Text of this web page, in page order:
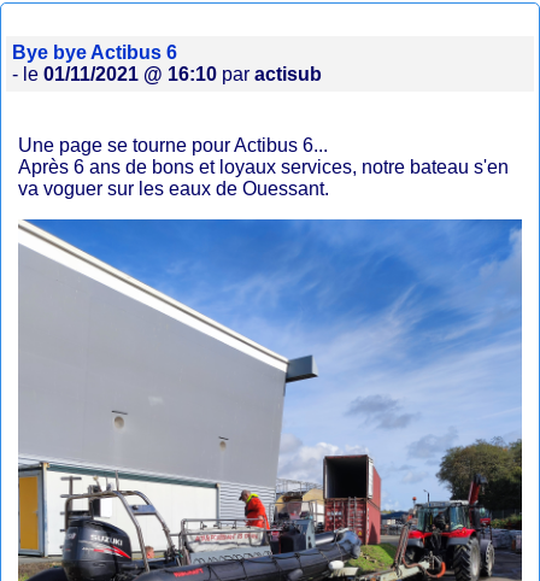
Bye bye Actibus 6
- le01/11/2021 @ 16:10 paractisub
Une page se tourne pour Actibus 6...
Après 6 ans de bons et loyaux services, notre bateau s'en
va voguer sur les eaux de Ouessant.